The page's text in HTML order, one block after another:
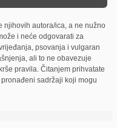
njihovih autora/ica, a ne nužno
i neće odgovarati za
psovanja i vulgaran
ali to ne obavezuje
pravila. Čitanjem prihvatate
sadržaji koji mogu